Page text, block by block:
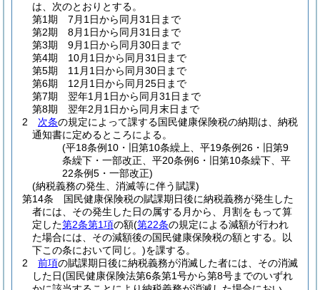
は、次のとおりとする。
第1期 7月1日から同月31日まで
第2期 8月1日から同月31日まで
第3期 9月1日から同月30日まで
第4期 10月1日から同月31日まで
第5期 11月1日から同月30日まで
第6期 12月1日から同月25日まで
第7期 翌年1月1日から同月31日まで
第8期 翌年2月1日から同月末日まで
2
次条の規定によって課する国民健康保険税の納期は、納税
通知書に定めるところによる。
(平18条例10・旧第10条繰上、平19条例26・旧第9
条繰下・一部改正、平20条例6・旧第10条繰下、平
22条例5・一部改正)
(納税義務の発生、消滅等に伴う賦課)
第14条
国民健康保険税の賦課期日後に納税義務が発生した
者には、その発生した日の属する月から、月割をもって算
定した第2条第1項の額(第22条の規定による減額が行われ
た場合には、その減額後の国民健康保険税の額とする。以
下この条において同じ。)を課する。
2
前項の賦課期日後に納税義務が消滅した者には、その消滅
した日(国民健康保険法第6条第1号から第8号までのいずれ